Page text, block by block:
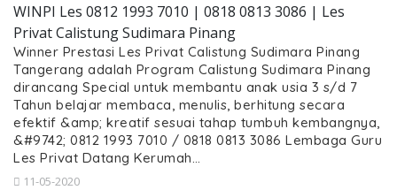
WINPI Les 0812 1993 7010 | 0818 0813 3086 | Les
Privat Calistung Sudimara Pinang
Winner Prestasi Les Privat Calistung Sudimara Pinang
Tangerang adalah Program Calistung Sudimara Pinang
dirancang Special untuk membantu anak usia 3 s/d 7
Tahun belajar membaca, menulis, berhitung secara
efektif &amp; kreatif sesuai tahap tumbuh kembangnya,
&#9742; 0812 1993 7010 / 0818 0813 3086 Lembaga Guru
Les Privat Datang Kerumah…
11-05-2020